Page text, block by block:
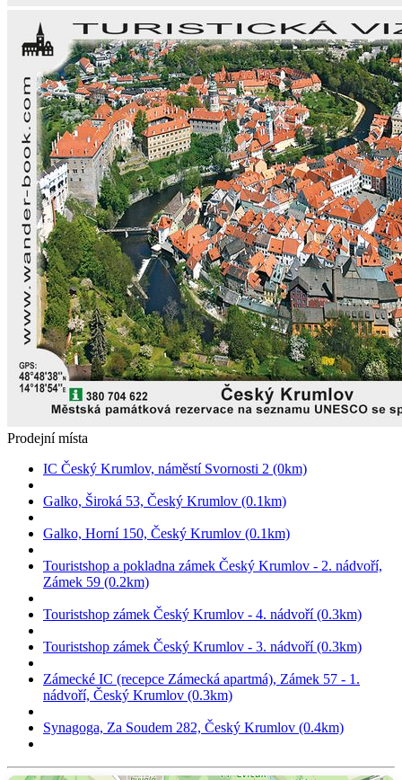
Prodejní místa
IC Český Krumlov, náměstí Svornosti 2 (0km)
Galko, Široká 53, Český Krumlov (0.1km)
Galko, Horní 150, Český Krumlov (0.1km)
Touristshop a pokladna zámek Český Krumlov - 2. nádvoří,
Zámek 59 (0.2km)
Touristshop zámek Český Krumlov - 4. nádvoří (0.3km)
Touristshop zámek Český Krumlov - 3. nádvoří (0.3km)
Zámecké IC (recepce Zámecká apartmá), Zámek 57 - 1.
nádvoří, Český Krumlov (0.3km)
Synagoga, Za Soudem 282, Český Krumlov (0.4km)